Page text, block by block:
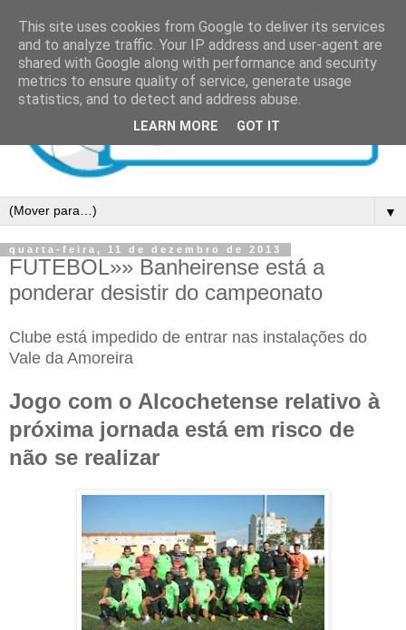
▼
quarta-feira, 11 de dezembro de 2013
FUTEBOL»» Banheirense está a
ponderar desistir do campeonato
Clube está impedido de entrar nas instalações do
Vale da Amoreira
Jogo com o Alcochetense relativo à
próxima jornada está em risco de
não se realizar
This site uses cookies from Google to deliver its services
and to analyze traffic. Your IP address and user-agent are
shared with Google along with performance and security
metrics to ensure quality of service, generate usage
statistics, and to detect and address abuse.
LEARN MORE GOT IT